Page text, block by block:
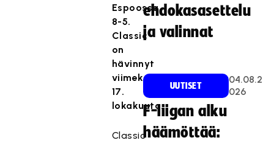
Espoossa
8-5.
Classic
on
hävinnyt
viimeksi
17.
lokakuuta.
Classic
ehdokasasettelu
ja valinnat
UUTISET
04.08.2
026
F-liigan alku
häämöttää: